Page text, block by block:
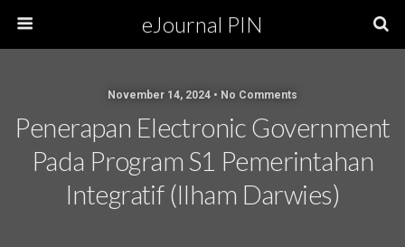
eJournal PIN
November 14, 2024 • No Comments
Penerapan Electronic Government
Pada Program S1 Pemerintahan
Integratif (Ilham Darwies)